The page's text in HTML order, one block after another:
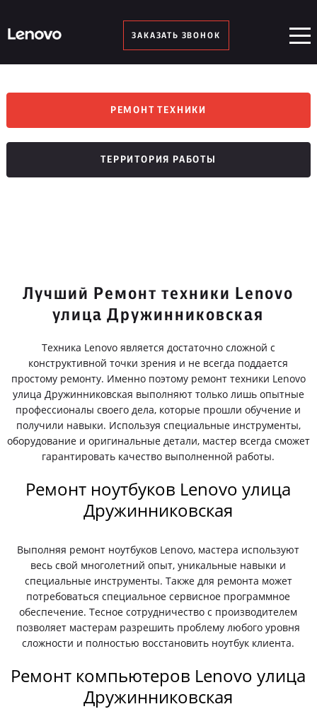
ЗАКАЗАТЬ ЗВОНОК
РЕМОНТ ТЕХНИКИ
ТЕРРИТОРИЯ РАБОТЫ
Лучший Ремонт техники Lenovo
улица Дружинниковская
Техника Lenovo является достаточно сложной с
конструктивной точки зрения и не всегда поддается
простому ремонту. Именно поэтому ремонт техники Lenovo
улица Дружинниковская выполняют только лишь опытные
профессионалы своего дела, которые прошли обучение и
получили навыки. Используя специальные инструменты,
оборудование и оригинальные детали, мастер всегда сможет
гарантировать качество выполненной работы.
Ремонт ноутбуков Lenovo улица
Дружинниковская
Выполняя ремонт ноутбуков Lenovo, мастера используют
весь свой многолетний опыт, уникальные навыки и
специальные инструменты. Также для ремонта может
потребоваться специальное сервисное программное
обеспечение. Тесное сотрудничество с производителем
позволяет мастерам разрешить проблему любого уровня
сложности и полностью восстановить ноутбук клиента.
Ремонт компьютеров Lenovo улица
Дружинниковская